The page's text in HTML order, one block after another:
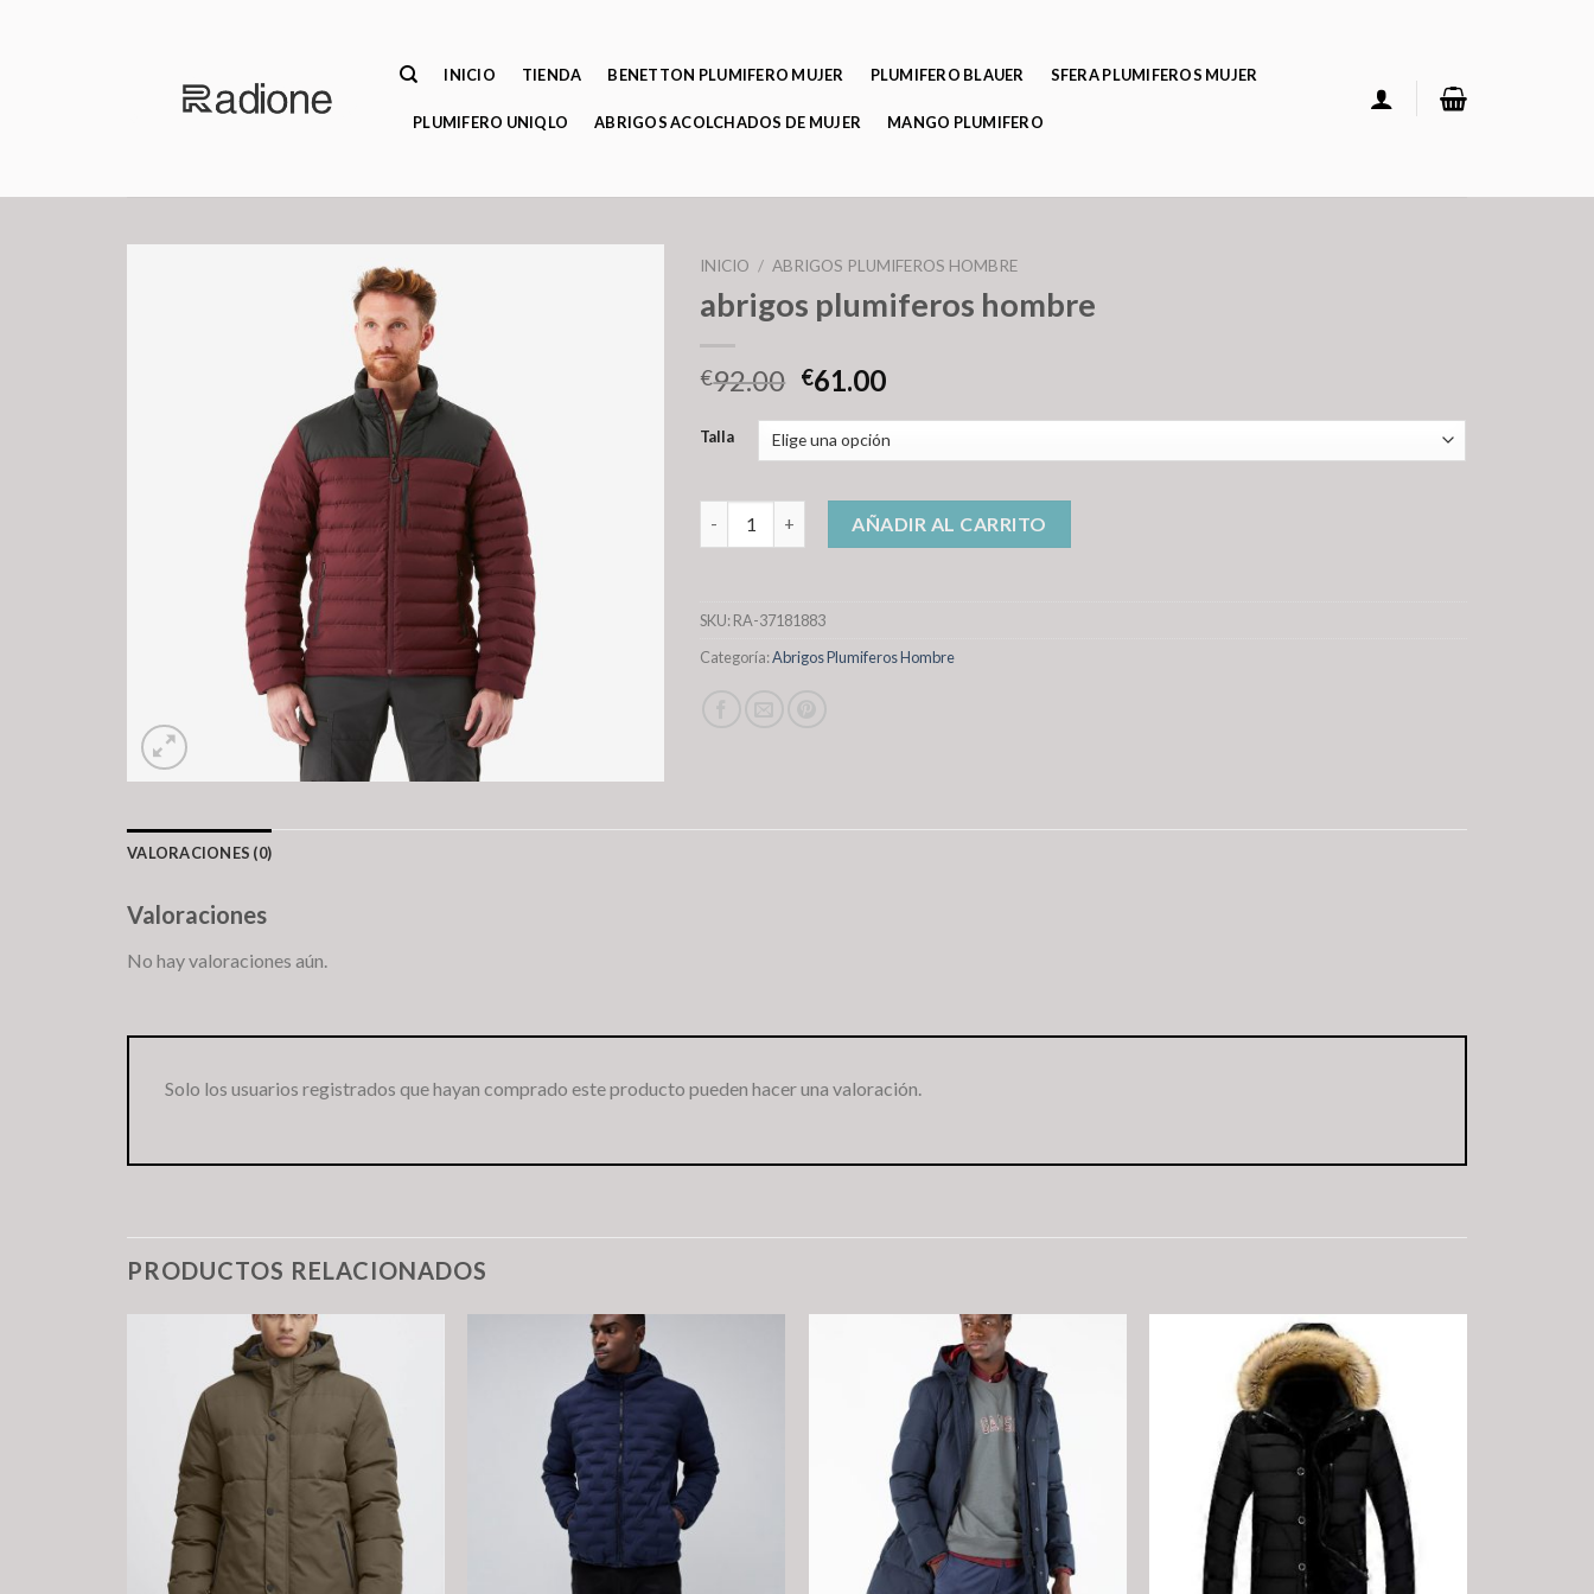
INICIO TIENDA BENETTON PLUMIFERO MUJER PLUMIFERO BLAUER SFERA PLUMIFEROS MUJER
PLUMIFERO UNIQLO ABRIGOS ACOLCHADOS DE MUJER MANGO PLUMIFERO
INICIO / ABRIGOS PLUMIFEROS HOMBRE
abrigos plumiferos hombre
€92.00 €61.00
Talla
abrigos plumiferos hombre cantidad
AÑADIR AL CARRITO
SKU:RA-37181883
Categoría:Abrigos Plumiferos Hombre
VALORACIONES (0)
Valoraciones
No hay valoraciones aún.
Solo los usuarios registrados que hayan comprado este producto pueden hacer una valoración.
PRODUCTOS RELACIONADOS